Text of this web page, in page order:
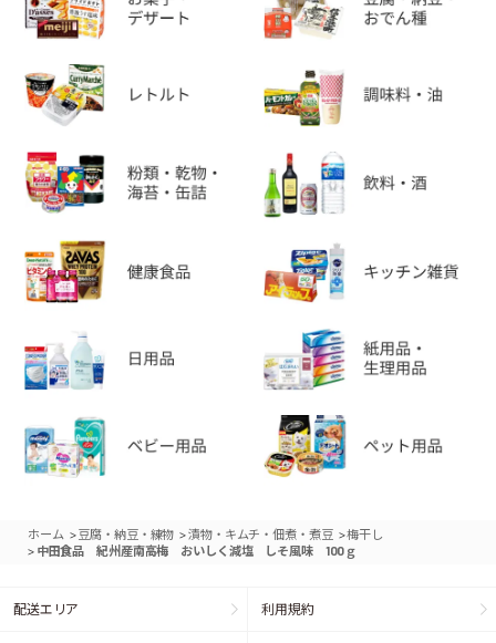
ホーム >豆腐・納豆・練物 >漬物・キムチ・佃煮・煮豆 >梅干し
> 中田食品 紀州産南高梅 おいしく減塩 しそ風味 100ｇ
配送エリア 利用規約